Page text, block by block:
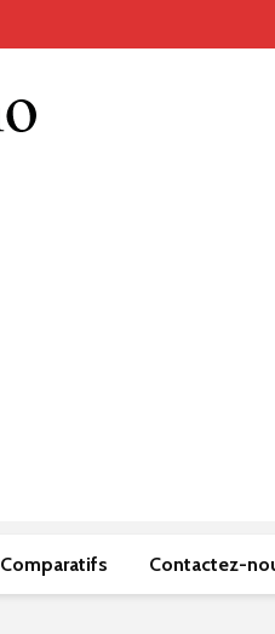
Comparatifs Contactez-